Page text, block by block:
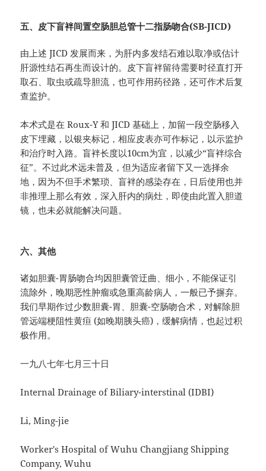
五、皮下盲袢间置空肠胆总管十二指肠吻合(SB-JICD)
由上述 JICD 发展而来，为肝内多发结石难以取净或估计
肝源性结石再生而设计的。皮下盲袢留待需要时径直打开
取石、取虫或疏导胆流，也可作用药径路，还可作术后复
查监护。
本术式是在 Roux-Y 和 JICD 基础上，加留一段空肠移入
皮下埋藏，以银夹标记，相应皮表亦可作标记，以示监护
和治疗时入路。盲袢长度以10cm为宜，以减少“盲袢综合
征”。不过此术远未普及，但为适应者留下又一选择余
地，因为不但手术繁琐、盲袢的感染存在，日后使用也并
非推理上那么有效，深入肝内的病灶，即使由此置入胆道
镜，也未必就能解决问题。
六、其他
诸如胆囊-胃肠吻合均因胆囊管迂曲、细小，不能保证引
流除外，晚期恶性肿瘤或急重高龄病人，一般已予摒弃。
我们早期作过少数胆囊-胃、胆囊-空肠吻合术，对解除胆
管远端梗阻性黄疸 (如晚期胰头癌)，缓解病情，也起过积
极作用。
一九八七年七月三十日
Internal Drainage of Biliary-interstinal (IDBI)
Li, Ming-jie
Worker's Hospital of Wuhu Changjiang Shipping
Company, Wuhu